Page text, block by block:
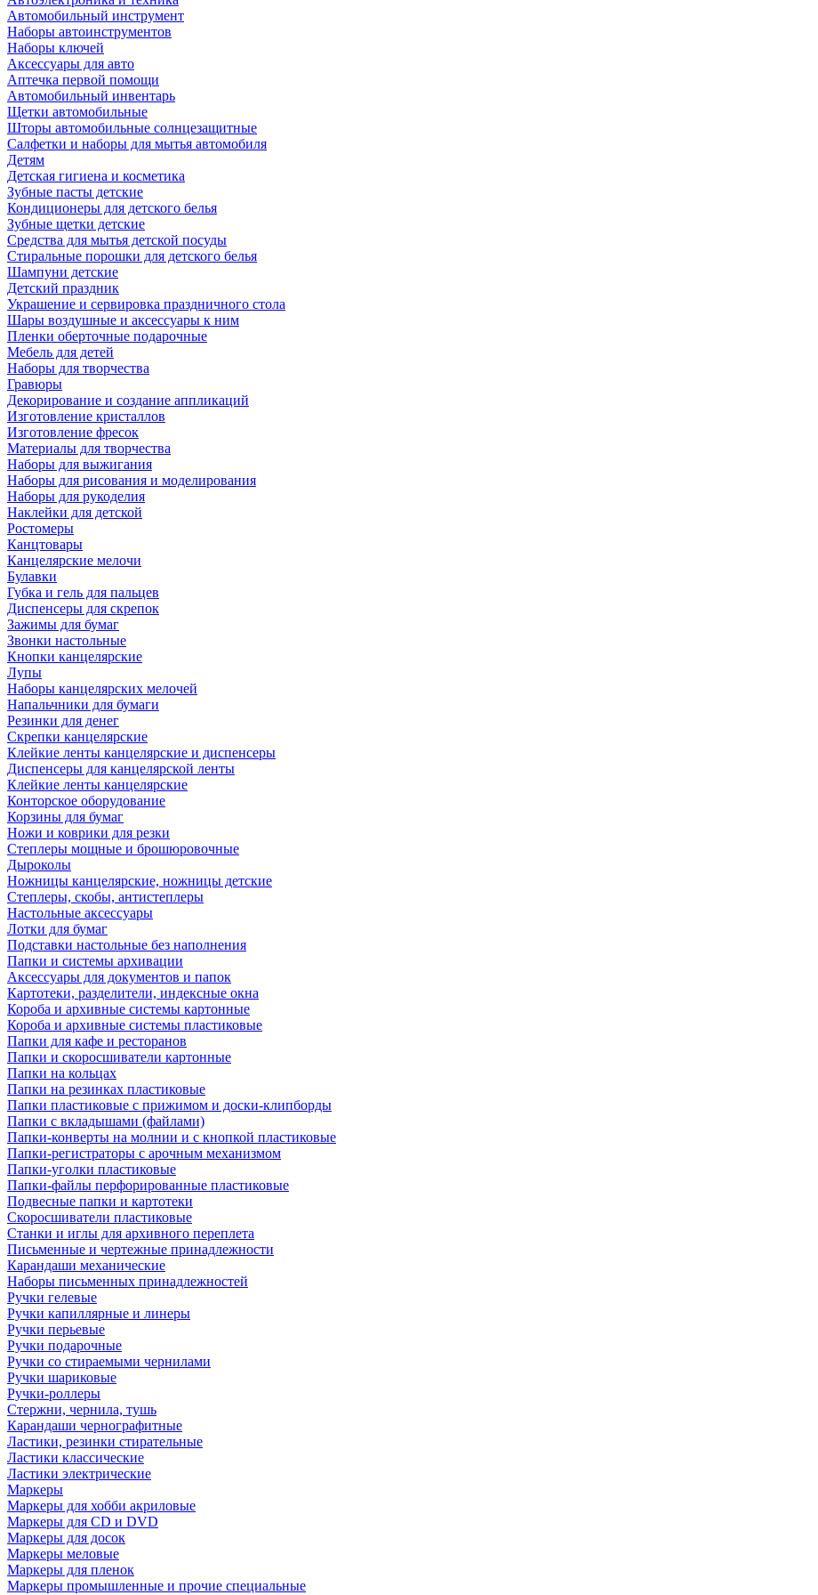
Автомобильный инструмент
Наборы автоинструментов
Наборы ключей
Аксессуары для авто
Аптечка первой помощи
Автомобильный инвентарь
Щетки автомобильные
Шторы автомобильные солнцезащитные
Салфетки и наборы для мытья автомобиля
Детям
Детская гигиена и косметика
Зубные пасты детские
Кондиционеры для детского белья
Зубные щетки детские
Средства для мытья детской посуды
Стиральные порошки для детского белья
Шампуни детские
Детский праздник
Украшение и сервировка праздничного стола
Шары воздушные и аксессуары к ним
Пленки оберточные подарочные
Мебель для детей
Наборы для творчества
Гравюры
Декорирование и создание аппликаций
Изготовление кристаллов
Изготовление фресок
Материалы для творчества
Наборы для выжигания
Наборы для рисования и моделирования
Наборы для рукоделия
Наклейки для детской
Ростомеры
Канцтовары
Канцелярские мелочи
Булавки
Губка и гель для пальцев
Диспенсеры для скрепок
Зажимы для бумаг
Звонки настольные
Кнопки канцелярские
Лупы
Наборы канцелярских мелочей
Напальчники для бумаги
Резинки для денег
Скрепки канцелярские
Клейкие ленты канцелярские и диспенсеры
Диспенсеры для канцелярской ленты
Клейкие ленты канцелярские
Конторское оборудование
Корзины для бумаг
Ножи и коврики для резки
Степлеры мощные и брошюровочные
Дыроколы
Ножницы канцелярские, ножницы детские
Степлеры, скобы, антистеплеры
Настольные аксессуары
Лотки для бумаг
Подставки настольные без наполнения
Папки и системы архивации
Аксессуары для документов и папок
Картотеки, разделители, индексные окна
Короба и архивные системы картонные
Короба и архивные системы пластиковые
Папки для кафе и ресторанов
Папки и скоросшиватели картонные
Папки на кольцах
Папки на резинках пластиковые
Папки пластиковые с прижимом и доски-клипборды
Папки с вкладышами (файлами)
Папки-конверты на молнии и с кнопкой пластиковые
Папки-регистраторы с арочным механизмом
Папки-уголки пластиковые
Папки-файлы перфорированные пластиковые
Подвесные папки и картотеки
Скоросшиватели пластиковые
Станки и иглы для архивного переплета
Письменные и чертежные принадлежности
Карандаши механические
Наборы письменных принадлежностей
Ручки гелевые
Ручки капиллярные и линеры
Ручки перьевые
Ручки подарочные
Ручки со стираемыми чернилами
Ручки шариковые
Ручки-роллеры
Стержни, чернила, тушь
Карандаши чернографитные
Ластики, резинки стирательные
Ластики классические
Ластики электрические
Маркеры
Маркеры для хобби акриловые
Маркеры для CD и DVD
Маркеры для досок
Маркеры меловые
Маркеры для пленок
Маркеры промышленные и прочие специальные